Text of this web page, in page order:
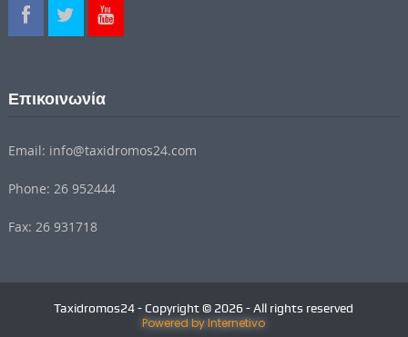
Επικοινωνία
Email: info@taxidromos24.com
Phone: 26 952444
Fax: 26 931718
Taxidromos24 - Copyright © 2026 - All rights reserved
Powered by Internetivo